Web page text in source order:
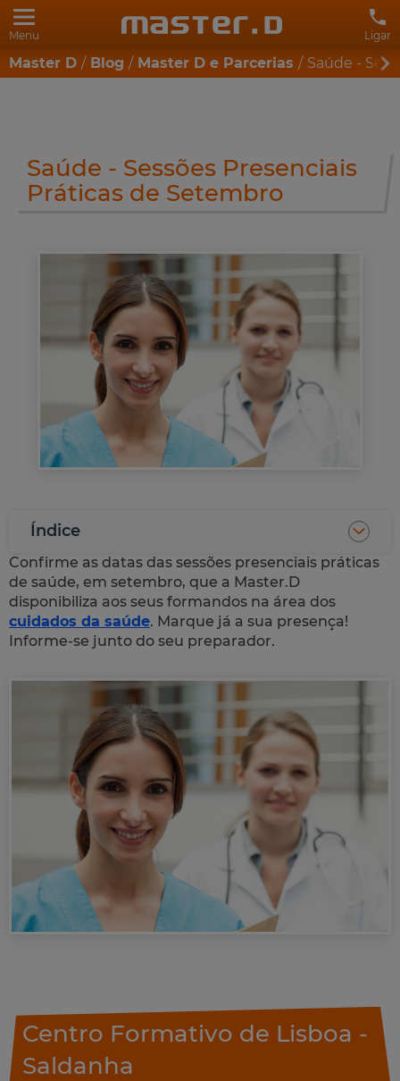
Menu Ligar
Master D Blog Master D e Parcerias Saúde -
Saúde - Sessões Presenciais
Práticas de Setembro
Índice
Confirme as datas das sessões presenciais práticas
de saúde, em setembro, que a Master.D
disponibiliza aos seus formandos na área dos
cuidados da saúde. Marque já a sua presença!
Informe-se junto do seu preparador.
Centro Formativo de Lisboa -
Saldanha